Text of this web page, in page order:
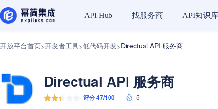
API Hub 找服务商 API知识库
开放平台首页>开发者工具>低代码开发>Directual API 服务商
Directual API 服务商
评分 47/100 5